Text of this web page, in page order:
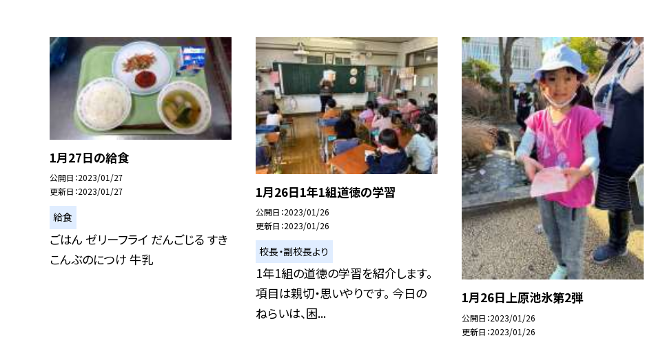
1月27日の給食
公開日 2023/01/27
更新日 2023/01/27
給食
ごはん ゼリーフライ だんごじる すき
こんぶのにつけ 牛乳
1月26日1年1組道徳の学習
公開日 2023/01/26
更新日 2023/01/26
校長・副校長より
1年1組の道徳の学習を紹介します。
項目は親切・思いやりです。 今日の
ねらいは、困...
1月26日上原池氷第2弾
公開日 2023/01/26
更新日 2023/01/26